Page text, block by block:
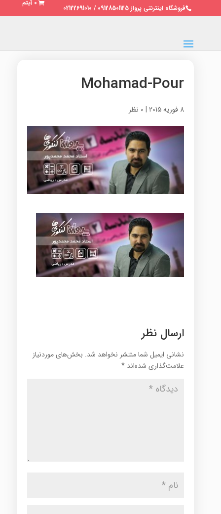
فروشگاه اینترنتی پرواز 09128501125 / 02122691010
0 آیتم
Mohamad-Pour
8 فوریه 2015 | 0 نظر
ارسال نظر
نشانی ایمیل شما منتشر نخواهد شد. بخش‌های موردنیاز
علامت‌گذاری شده‌اند *